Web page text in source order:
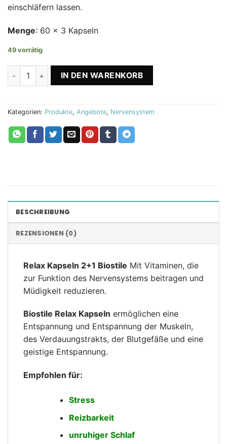
einschläfern lassen.
Menge: 60 x 3 Kapseln
49 vorrätig
Relax 2+1 MengeIN DEN WARENKORB
Kategorien: Produkte, Angebote, Nervensystem
BESCHREIBUNG
REZENSIONEN (0)
Relax Kapseln 2+1 Biostile Mit Vitaminen, die
zur Funktion des Nervensystems beitragen und
Müdigkeit reduzieren.
Biostile Relax Kapseln ermöglichen eine
Entspannung und Entspannung der Muskeln,
des Verdauungstrakts, der Blutgefäße und eine
geistige Entspannung.
Empfohlen für:
Stress
Reizbarkeit
unruhiger Schlaf